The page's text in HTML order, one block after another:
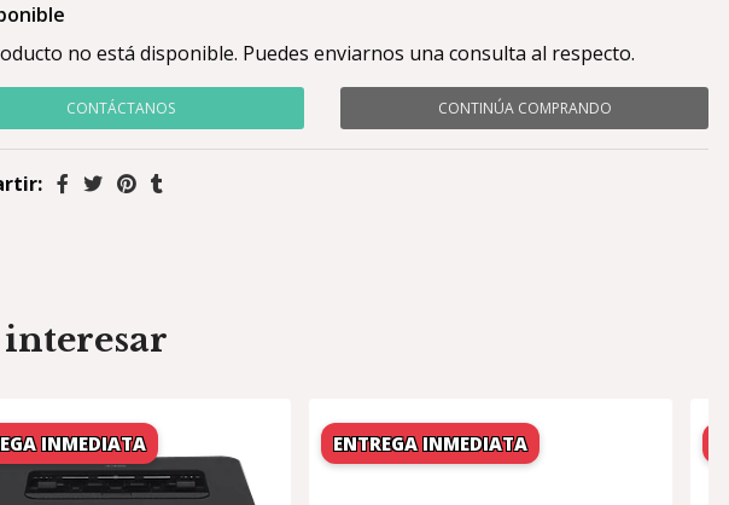
no está disponible. Puedes enviarnos una consulta al respecto.
CONTÁCTANOS CONTINÚA COMPRANDO